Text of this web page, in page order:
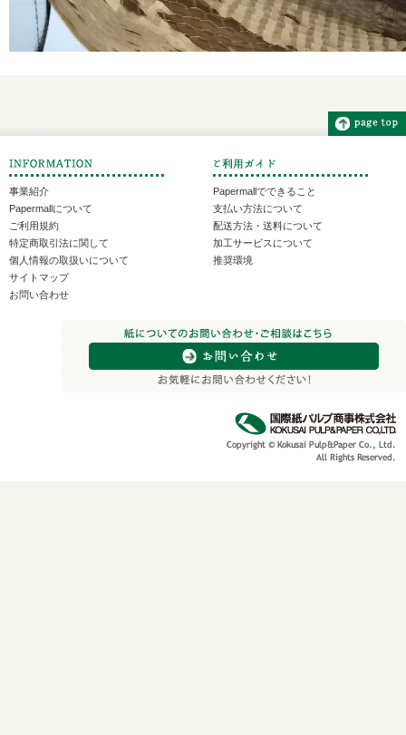
事業紹介
Papermallについて
ご利用規約
特定商取引法に関して
個人情報の取扱いについて
サイトマップ
お問い合わせ
Papermallでできること
支払い方法について
配送方法・送料について
加工サービスについて
推奨環境